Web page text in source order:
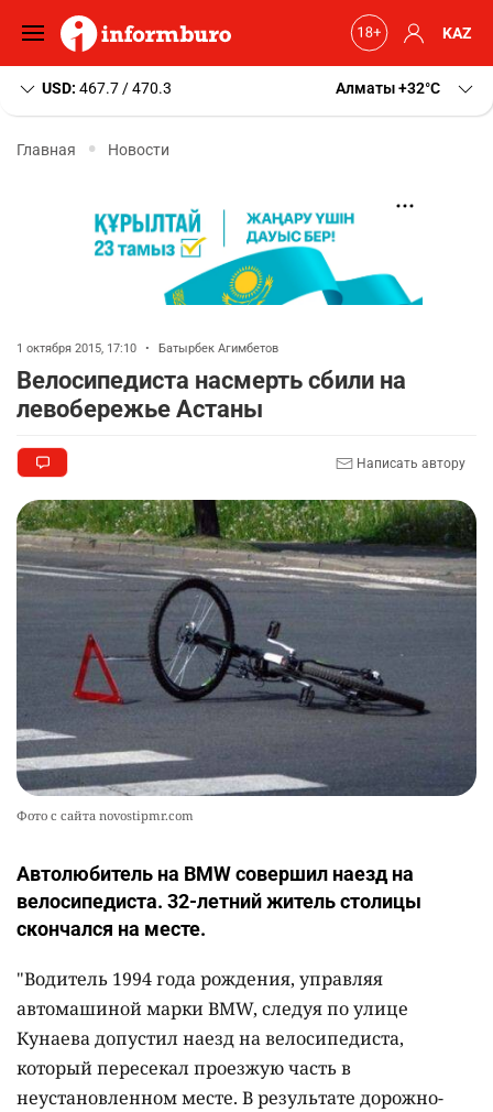
KAZ
USD: 467.7 / 470.3 Алматы+32 C
Главная Новости
1 октября 2015, 17:10 • Батырбек Агимбетов
Велосипедиста насмерть сбили на
левобережье Астаны
Написать автору
Фото с сайта novostipmr.com
Автолюбитель на BMW совершил наезд на
велосипедиста. 32-летний житель столицы
скончался на месте.
"Водитель 1994 года рождения, управляя
автомашиной марки ВMW, следуя по улице
Кунаева допустил наезд на велосипедиста,
который пересекал проезжую часть в
неустановленном месте. В результате дорожно-